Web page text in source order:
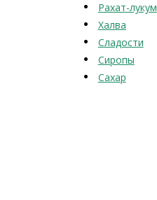
Рахат-лукум
Халва
Сладости
Сиропы
Сахар